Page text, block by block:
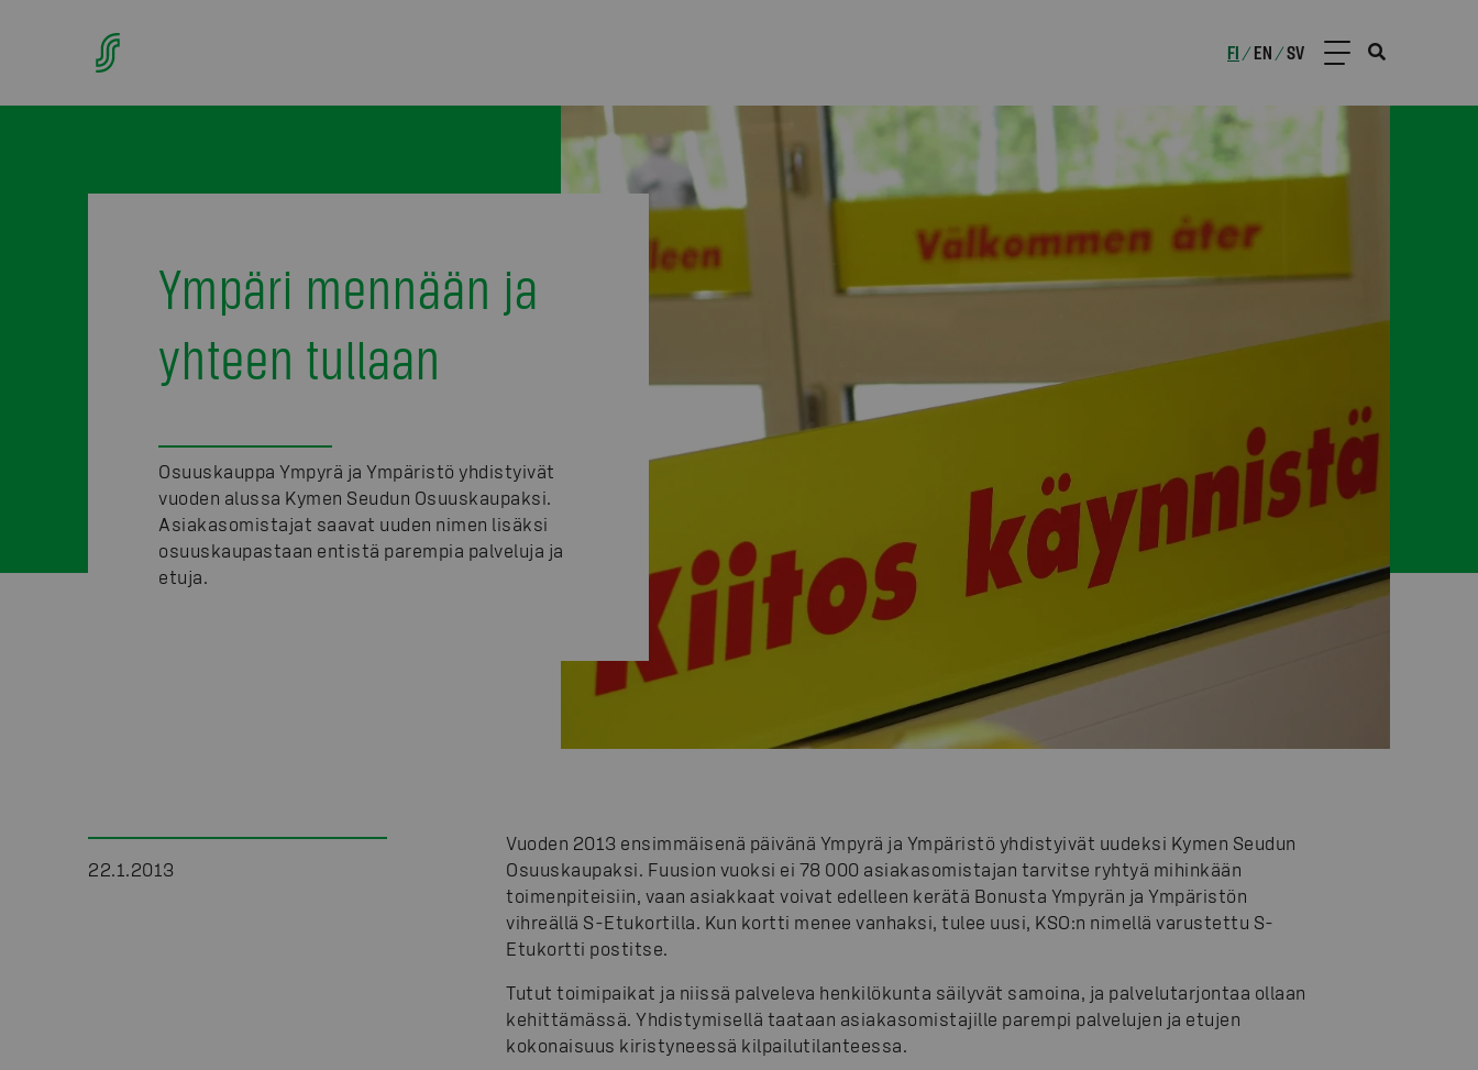
FI /EN /SV
Ympäri mennään ja
yhteen tullaan
Osuuskauppa Ympyrä ja Ympäristö yhdistyivät
vuoden alussa Kymen Seudun Osuuskaupaksi.
Asiakasomistajat saavat uuden nimen lisäksi
osuuskaupastaan entistä parempia palveluja ja
etuja.
22.1.2013
Vuoden 2013 ensimmäisenä päivänä Ympyrä ja Ympäristö yhdistyivät uudeksi Kymen Seudun
Osuuskaupaksi. Fuusion vuoksi ei 78 000 asiakasomistajan tarvitse ryhtyä mihinkään
toimenpiteisiin, vaan asiakkaat voivat edelleen kerätä Bonusta Ympyrän ja Ympäristön
vihreällä S-Etukortilla. Kun kortti menee vanhaksi, tulee uusi, KSO:n nimellä varustettu S-
Etukortti postitse.
Tutut toimipaikat ja niissä palveleva henkilökunta säilyvät samoina, ja palvelutarjontaa ollaan
kehittämässä. Yhdistymisellä taataan asiakasomistajille parempi palvelujen ja etujen
kokonaisuus kiristyneessä kilpailutilanteessa.